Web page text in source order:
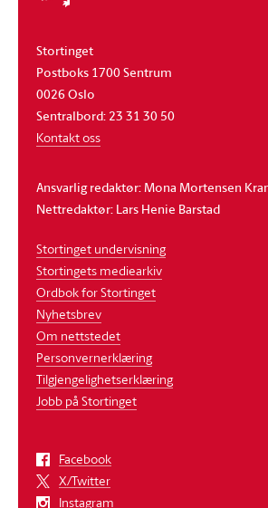
Stortinget
Postboks 1700 Sentrum
0026 Oslo
Sentralbord: 23 31 30 50
Kontakt oss
Ansvarlig redaktør: Mona Mortensen
Nettredaktør: Lars Henie Barstad
Stortinget undervisning
Stortingets mediearkiv
Ordbok for Stortinget
Nyhetsbrev
Om nettstedet
Personvernerklæring
Tilgjengelighetserklæring
Jobb på Stortinget
Facebook
X/Twitter
Instagram